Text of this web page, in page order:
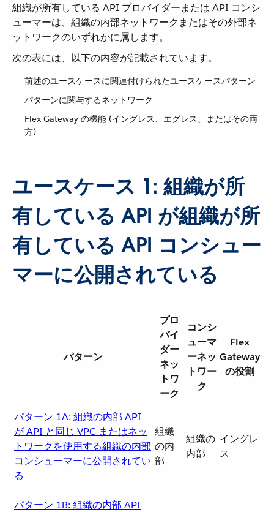
組織が所有している API プロバイダーまたは API コンシ
ューマーは、組織の内部ネットワークまたはその外部ネ
ットワークのいずれかに属します。
次の表には、以下の内容が記載されています。
前述のユースケースに関連付けられたユースケースパターン
パターンに関与するネットワーク
Flex Gateway の機能 (イングレス、エグレス、またはその両
方)
ユースケース 1: 組織が所
有している API が組織が所
有している API コンシュー
マーに公開されている
パターン
プロ
バイ
ダー
ネッ
トワ
ーク
コンシ
ューマ
ーネッ
トワー
ク
Flex
Gateway
の役割
パターン 1A: 組織の内部 API
が API と同じ VPC またはネッ
トワークを使用する組織の内部
コンシューマーに公開されてい
る
組織
の内
部
組織の
内部
イングレ
ス
パターン 1B: 組織の内部 API